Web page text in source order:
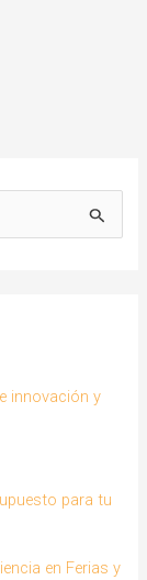
innovación y
para tu
en Ferias y